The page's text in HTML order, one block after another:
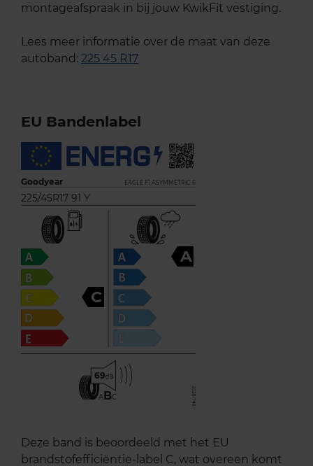
montageafspraak in bij jouw KwikFit vestiging.
Lees meer informatie over de maat van deze
autoband: 225 45 R17
EU Bandenlabel
Goodyear EAGLE F1 ASYMMETRIC 6
225/45R17 91 Y
C
A
69
ABC
Deze band is beoordeeld met het EU
brandstofefficiëntie-label C, wat overeen komt